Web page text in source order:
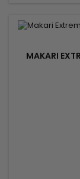
MAKARI